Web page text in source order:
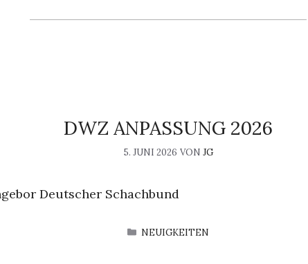
DWZ ANPASSUNG 2026
5. JUNI 2026 VON JG
Deutscher Schachbund
KATEGORIEN
NEUIGKEITEN